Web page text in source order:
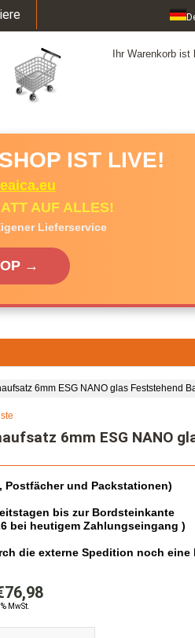
Ihr Warenkorb ist
IST LIVE!
AUF ALLES!
Lieferservice
→
6mm ESG NANO glas Feststehend
6mm ESG NANO
und Packstationen)
bis zur Bordsteinkante
bei heutigem Zahlungseingang )
die externe Spedition noch eine
MwSt.